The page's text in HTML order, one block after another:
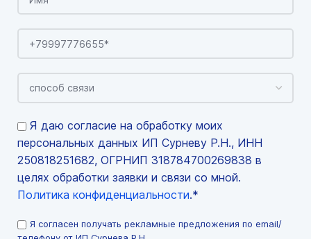
Я даю согласие на обработку моих
персональных данных ИП Сурневу Р.Н., ИНН
250818251682, ОГРНИП 318784700269838 в
целях обработки заявки и связи со мной.
Политика конфиденциальности.*
Я согласен получать рекламные предложения по email/